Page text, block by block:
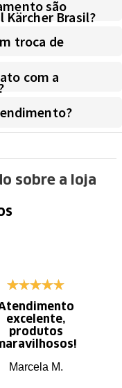
são
Kärcher Brasil?
troca de
com a
sobre a loja
excelente,
produtos
Marcela M.